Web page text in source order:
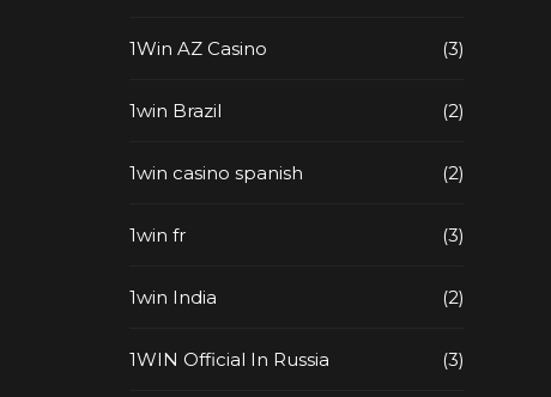
1Win AZ Casino (3)
1win Brazil (2)
1win casino spanish (2)
1win fr (3)
1win India (2)
1WIN Official In Russia (3)